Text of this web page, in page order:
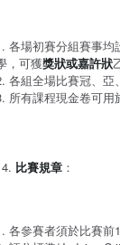
各場初賽分組賽事均
，可獲獎狀或嘉許狀
各組全場比賽冠、亞
所有課程現金卷可用
比賽規章 ：
各參賽者須於比賽前